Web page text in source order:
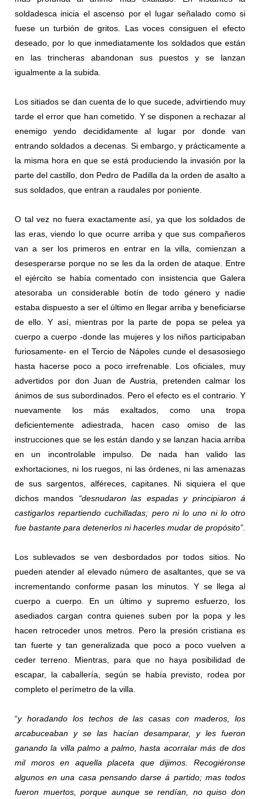
soldadesca inicia el ascenso por el lugar señalado como si
fuese un turbión de gritos. Las voces consiguen el efecto
deseado, por lo que inmediatamente los soldados que están
en las trincheras abandonan sus puestos y se lanzan
igualmente a la subida.
Los sitiados se dan cuenta de lo que sucede, advirtiendo muy
tarde el error que han cometido. Y se disponen a rechazar al
enemigo yendo decididamente al lugar por donde van
entrando soldados a decenas. Si embargo, y prácticamente a
la misma hora en que se está produciendo la invasión por la
parte del castillo, don Pedro de Padilla da la orden de asalto a
sus soldados, que entran a raudales por poniente.
O tal vez no fuera exactamente así, ya que los soldados de
las eras, viendo lo que ocurre arriba y que sus compañeros
van a ser los primeros en entrar en la villa, comienzan a
desesperarse porque no se les da la orden de ataque. Entre
el ejército se había comentado con insistencia que Galera
atesoraba un considerable botín de todo género y nadie
estaba dispuesto a ser el último en llegar arriba y beneficiarse
de ello. Y así, mientras por la parte de popa se pelea ya
cuerpo a cuerpo -donde las mujeres y los niños participaban
furiosamente- en el Tercio de Nápoles cunde el desasosiego
hasta hacerse poco a poco irrefrenable. Los oficiales, muy
advertidos por don Juan de Austria, pretenden calmar los
ánimos de sus subordinados. Pero el efecto es el contrario. Y
nuevamente los más exaltados, como una tropa
deficientemente adiestrada, hacen caso omiso de las
instrucciones que se les están dando y se lanzan hacia arriba
en un incontrolable impulso. De nada han valido las
exhortaciones, ni los ruegos, ni las órdenes, ni las amenazas
de sus sargentos, alféreces, capitanes. Ni siquiera el que
dichos mandos “desnudaron las espadas y principiaron á
castigarlos repartiendo cuchilladas; pero ni lo uno ni lo otro
fue bastante para detenerlos ni hacerles mudar de propósito”.
Los sublevados se ven desbordados por todos sitios. No
pueden atender al elevado número de asaltantes, que se va
incrementando conforme pasan los minutos. Y se llega al
cuerpo a cuerpo. En un último y supremo esfuerzo, los
asediados cargan contra quienes suben por la popa y les
hacen retroceder unos metros. Pero la presión cristiana es
tan fuerte y tan generalizada que poco a poco vuelven a
ceder terreno. Mientras, para que no haya posibilidad de
escapar, la caballería, según se había previsto, rodea por
completo el perímetro de la villa.
“y horadando los techos de las casas con maderos, los
arcabuceaban y se las hacían desamparar, y les fueron
ganando la villa palmo a palmo, hasta acorralar más de dos
mil moros en aquella placeta que dijimos. Recogiéronse
algunos en una casa pensando darse á partido; mas todos
fueron muertos, porque aunque se rendían, no quiso don